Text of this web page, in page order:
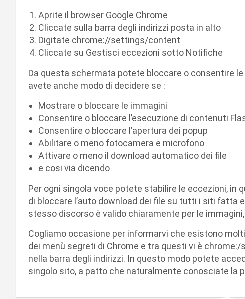
Aprite il browser Google Chrome
Cliccate sulla barra degli indirizzi posta in alto
Digitate chrome://settings/content
Cliccate su Gestisci eccezioni sotto Notifiche
Da questa schermata potete bloccare o consentire
avete anche modo di decidere se :
Mostrare o bloccare le immagini
Consentire o bloccare l’esecuzione di contenuti
Consentire o bloccare l’apertura dei popup
Abilitare o meno fotocamera e microfono
Attivare o meno il download automatico dei file
e cosi via dicendo
Per ogni singola voce potete stabilire le eccezioni, in
di bloccare l’auto download dei file su tutti i siti fatta
stesso discorso è valido chiaramente per le
Cogliamo occasione per informarvi che esistono
dei menù segreti di Chrome e tra questi vi è
nella barra degli indirizzi. In questo modo potete
singolo sito, a patto che naturalmente conosciate la